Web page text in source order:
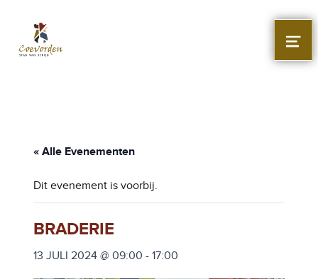
Stad Coevorden
STAD VAN STRIJD
« Alle Evenementen
Dit evenement is voorbij.
BRADERIE
13 JULI 2024 @ 09:00 - 17:00